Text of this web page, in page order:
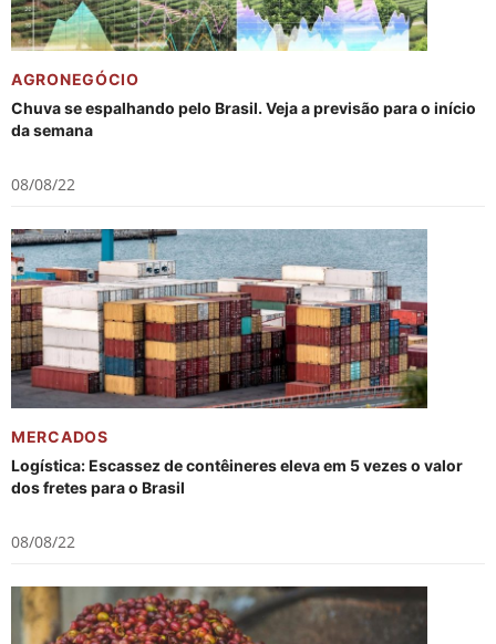
AGRONEGÓCIO
Chuva se espalhando pelo Brasil. Veja a previsão para o início
da semana
08/08/22
MERCADOS
Logística: Escassez de contêineres eleva em 5 vezes o valor
dos fretes para o Brasil
08/08/22